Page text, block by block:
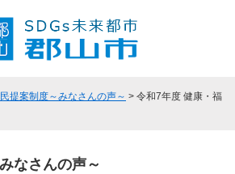
提案制度～みなさんの声～ > 令和7年度 健康・福
なさんの声～